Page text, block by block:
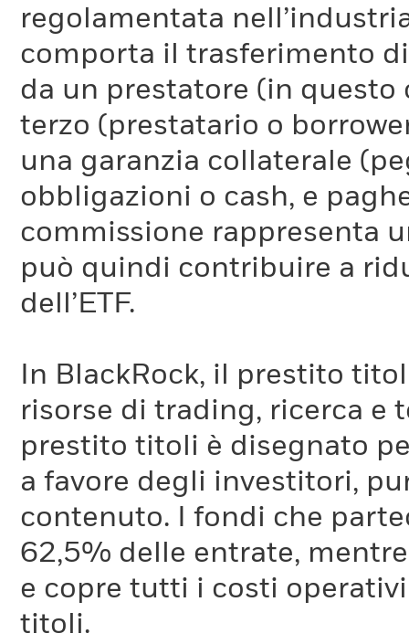
regolamentata
comporta il trasferimento
da un prestatore (in questo
terzo (prestatario o
una garanzia collaterale
obbligazioni o cash, e
commissione rappresenta
può quindi contribuire a
dell’ETF.
In BlackRock, il prestito
risorse di trading, ricerca e
prestito titoli è disegnato
a favore degli investitori,
contenuto. I fondi che
62,5% delle entrate,
e copre tutti i costi
titoli.